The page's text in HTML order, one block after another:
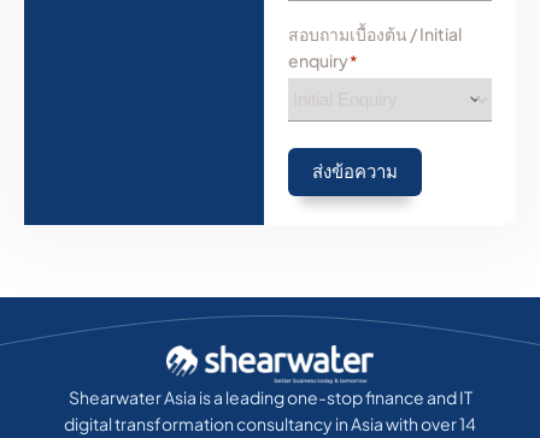
สอบถามเบื้องต้น / Initial
enquiry*
ส่งข้อความ
Shearwater Asia is a leading one-stop finance and IT
digital transformation consultancy in Asia with over 14